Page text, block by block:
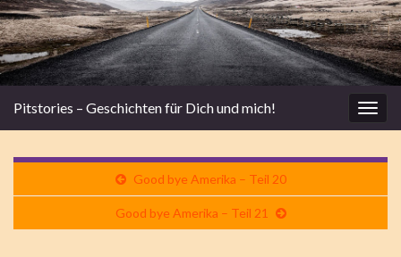
Pitstories – Geschichten für Dich und mich!
Good bye Amerika – Teil 20
Good bye Amerika – Teil 21